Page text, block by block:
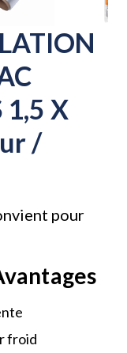
1,5 X
/
pour
froid